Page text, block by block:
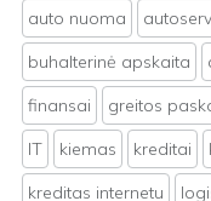
auto nuoma
buhalterinė apskaita
finansai
greitos
IT
kiemas kreditai
kreditas internetu